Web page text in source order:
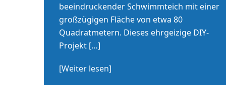
beeindruckender Schwimmteich mit einer
großzügigen Fläche von etwa 80
Quadratmetern. Dieses ehrgeizige DIY-
Projekt […]
[Weiter lesen]